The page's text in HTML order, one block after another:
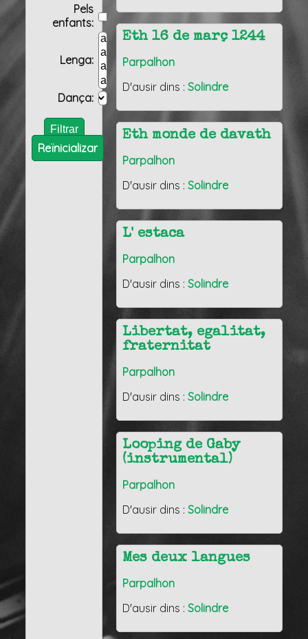
Eth 16 de març 1244
Parpalhon
D'ausir dins :Solindre
Eth monde de davath
Parpalhon
D'ausir dins :Solindre
L' estaca
Parpalhon
D'ausir dins :Solindre
Libertat, egalitat,
fraternitat
Parpalhon
D'ausir dins :Solindre
Looping de Gaby
(instrumental)
Parpalhon
D'ausir dins :Solindre
Mes deux langues
Parpalhon
D'ausir dins :Solindre
Pels
enfants:
Lenga:
Dança:
Reïnicializar